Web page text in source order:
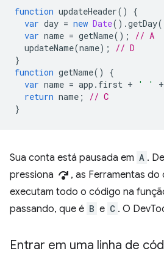
function updateHeader()
{
var day = new Date().getDay
var name = getName();
// A
updateName(name);
// D
}
function getName()
{
var name = app . first + ' ' +
return name ;
// C
}
Sua conta está pausada em A .
pressiona step_over , as Ferramentas
executam todo o código na
passando, que é B e C . O
Entrar em uma linha de